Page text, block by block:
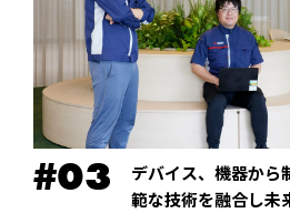
デバイス、機器から
範な技術を融合し未